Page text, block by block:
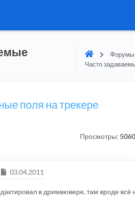
Форумы
Часто
поля на трекере
Просмотры:
Сообщение
03.04.2011
в дримвювере, там вроде всё